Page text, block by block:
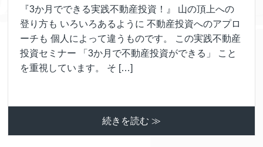
『3か月でできる実践不動産投資！』 山の頂上への
登り方も いろいろあるように 不動産投資へのアプロ
ーチも 個人によって違うものです。 この実践不動産
投資セミナー 「3か月で不動産投資ができる」 こと
を重視しています。 そ […]
続きを読む ≫